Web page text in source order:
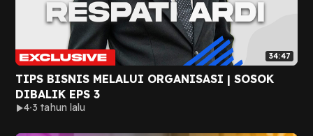
34:47
TIPS BISNIS MELALUI ORGANISASI | SOSOK
DIBALIK EPS 3
4 3 tahun lalu